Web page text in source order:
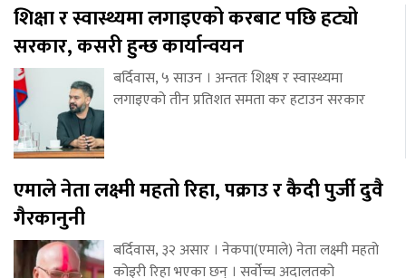
शिक्षा र स्वास्थ्यमा लगाइएको करबाट पछि हट्यो
सरकार, कसरी हुन्छ कार्यान्वयन
बर्दिवास, ५ साउन । अन्ततः शिक्ष्ष र स्वास्थ्यमा
लगाइएको तीन प्रतिशत समता कर हटाउन सरकार
एमाले नेता लक्ष्मी महतो रिहा, पक्राउ र कैदी पुर्जी दुवै
गैरकानुनी
बर्दिवास, ३२ असार । नेकपा(एमाले) नेता लक्ष्मी महतो
कोइरी रिहा भएका छन् । सर्वोच्च अदालतको